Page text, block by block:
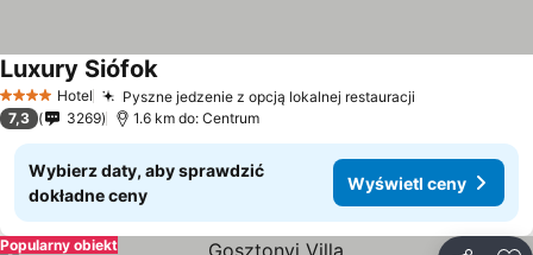
4 KategoriaHotel Pyszne jedzenie z opcją lokalnej restauracji
Luxury Siófok
7,3 3269 1.6 km do: Centrum
Wybierz daty, aby sprawdzić
dokładne ceny
Wyświetl ceny
Popularny obiekt